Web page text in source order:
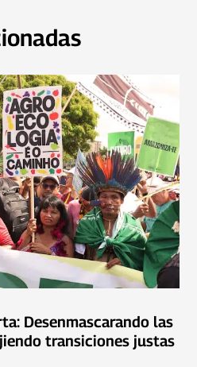
Desenmascarando las
transiciones justas